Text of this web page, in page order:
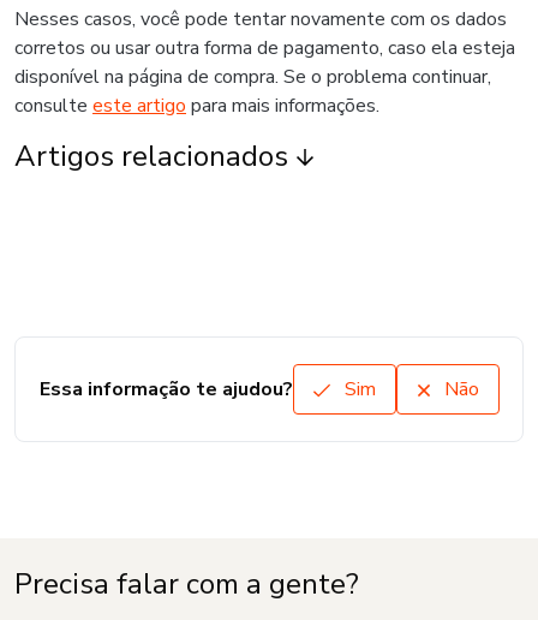
Nesses casos, você pode tentar novamente com os dados
corretos ou usar outra forma de pagamento, caso ela esteja
disponível na página de compra. Se o problema continuar,
consulte este artigo para mais informações.
Artigos relacionados
Essa informação te ajudou? Sim Não
Precisa falar com a gente?